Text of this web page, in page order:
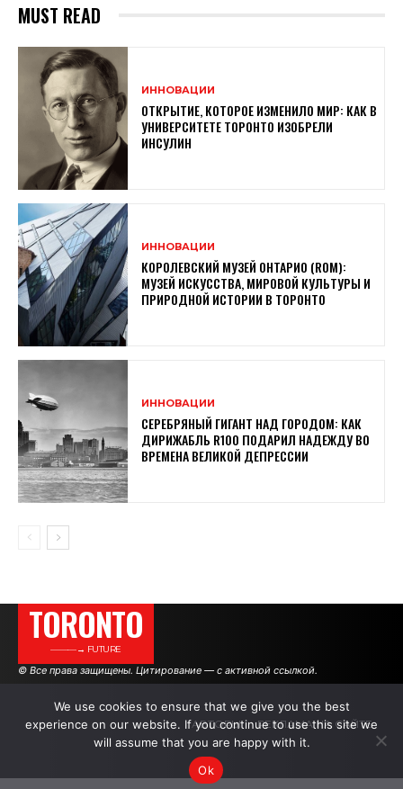
MUST READ
ИННОВАЦИИ
ОТКРЫТИЕ, КОТОРОЕ ИЗМЕНИЛО МИР: КАК В
УНИВЕРСИТЕТЕ ТОРОНТО ИЗОБРЕЛИ
ИНСУЛИН
ИННОВАЦИИ
КОРОЛЕВСКИЙ МУЗЕЙ ОНТАРИО (ROM):
МУЗЕЙ ИСКУССТВА, МИРОВОЙ КУЛЬТУРЫ И
ПРИРОДНОЙ ИСТОРИИ В ТОРОНТО
ИННОВАЦИИ
СЕРЕБРЯНЫЙ ГИГАНТ НАД ГОРОДОМ: КАК
ДИРИЖАБЛЬ R100 ПОДАРИЛ НАДЕЖДУ ВО
ВРЕМЕНА ВЕЛИКОЙ ДЕПРЕССИИ
TORONTO
———→ FUTURE
© Все права защищены. Цитирование — с активной ссылкой.
АВТОРЫ РЕКЛАМА НА САЙТЕ
We use cookies to ensure that we give you the best
experience on our website. If you continue to use this site we
will assume that you are happy with it.
Ok